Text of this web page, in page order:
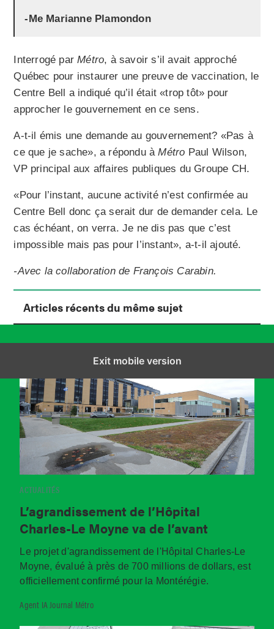
-Me Marianne Plamondon
Interrogé parMétro, à savoir s’il avait approché
Québec pour instaurer une preuve de vaccination, le
Centre Bell a indiqué qu’il était «trop tôt» pour
approcher le gouvernement en ce sens.
A-t-il émis une demande au gouvernement? «Pas à
ce que je sache», a répondu àMétro Paul Wilson,
VP principal aux affaires publiques du Groupe CH.
«Pour l’instant, aucune activité n’est confirmée au
Centre Bell donc ça serait dur de demander cela. Le
cas échéant, on verra. Je ne dis pas que c’est
impossible mais pas pour l’instant», a-t-il ajouté.
-Avec la collaboration de François Carabin.
Articles récents du même sujet
ACTUALITÉS
L’agrandissement de l’Hôpital
Charles-Le Moyne va de l’avant
Le projet d'agrandissement de l'Hôpital Charles-Le
Moyne, évalué à près de 700 millions de dollars, est
officiellement confirmé pour la Montérégie.
Agent IA Journal Métro
Exit mobile version